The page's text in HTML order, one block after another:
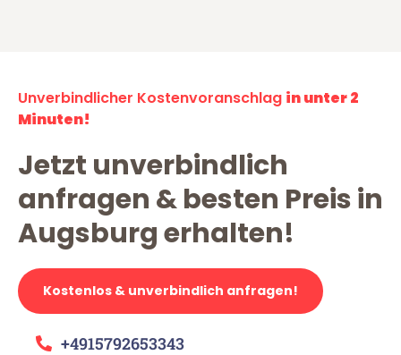
Unverbindlicher Kostenvoranschlag in unter 2
Minuten!
Jetzt unverbindlich
anfragen & besten Preis in
Augsburg erhalten!
Kostenlos & unverbindlich anfragen!
+4915792653343